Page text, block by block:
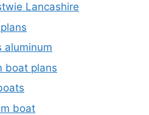
Lancashire
aluminum
boat plans
boat